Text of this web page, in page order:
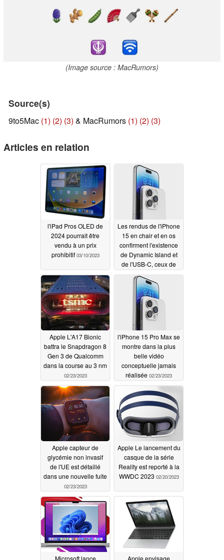
(Image source : MacRumors)
Source(s)
9to5Mac (1) (2) (3) & MacRumors (1) (2) (3)
Articles en relation
l'iPad Pros OLED de
2024 pourrait être
vendu à un prix
prohibitif 03/10/2023
Les rendus de l'iPhone
15 en chair et en os
confirment l'existence
de Dynamic Island et
de l'USB-C, ceux de
l'iPhone 15 Plus et de
l'iPhone 15 Pro rouge
foncé indiquent des
changements mineurs
dans le design
02/26/2023
Apple L'A17 Bionic
battra le Snapdragon 8
Gen 3 de Qualcomm
dans la course au 3 nm
02/23/2023
l'iPhone 15 Pro Max se
montre dans la plus
belle vidéo
conceptuelle jamais
réalisée 02/23/2023
Apple capteur de
glycémie non invasif
de l'UE est détaillé
dans une nouvelle fuite
02/23/2023
Apple Le lancement du
casque de la série
Reality est reporté à la
WWDC 2023 02/20/2023
Microsoft lance
Apple envisage